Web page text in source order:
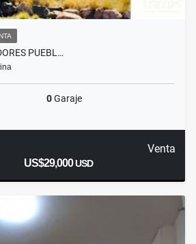
PUEBL…
0Garaje
Venta
US$29,000USD